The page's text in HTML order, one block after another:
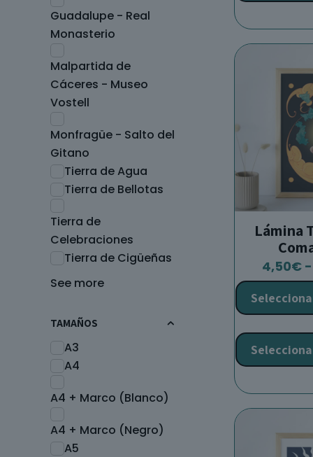
Guadalupe - Real
Monasterio
Malpartida de
Cáceres - Museo
Vostell
Monfragüe - Salto del
Gitano
Tierra de Agua
Tierra de Bellotas
Tierra de
Celebraciones
Tierra de Cigüeñas
See more
TAMAÑOS
A3
A4
A4 + Marco (Blanco)
A4 + Marco (Negro)
A5
Lámina
4,50€ -